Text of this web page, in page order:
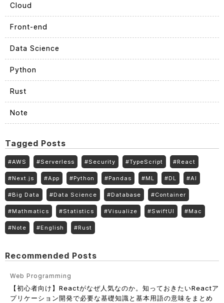
Cloud
Front-end
Data Science
Python
Rust
Note
Tagged Posts
#AWS #Serverless #Security #TypeScript #React
#Next.js #App #Python #Pandas #ML #DL #AI
#Big Data #Data Science #Database #Container
#Mathmatics #Statistics #Visualize #SwiftUI #Mac
#Note #English #Rust
Recommended Posts
Web Programming
【初心者向け】Reactがなぜ人気なのか。知っておきたいReactア
プリケーション開発で必要な基礎知識と基本用語の意味をまとめ